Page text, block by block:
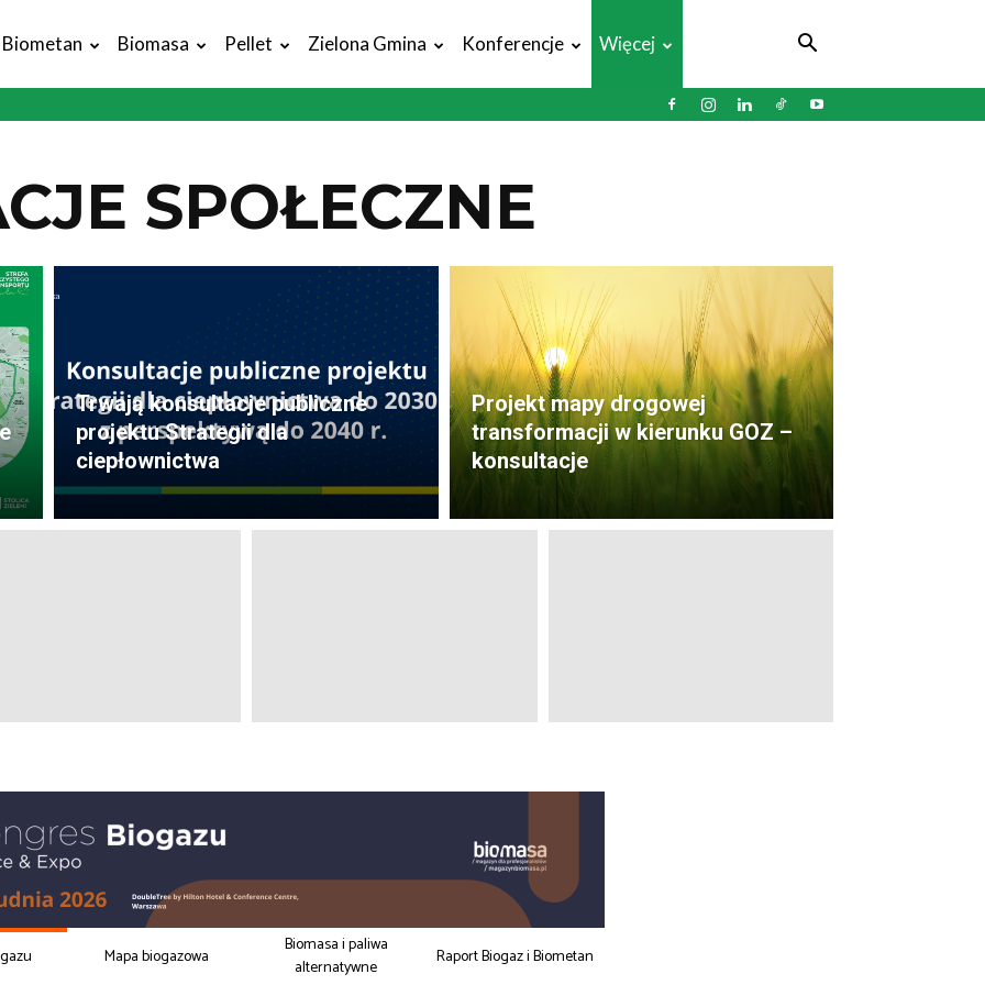
Biometan Biomasa Pellet Zielona Gmina Konferencje Więcej
SPOŁECZNE
Trwają konsultacje publiczne
projektu Strategii dla
ciepłownictwa
Projekt mapy drogowej
transformacji w kierunku GOZ –
konsultacje
Mapa biogazowa
Biomasa i paliwa
alternatywne
Raport Biogaz i Biometan